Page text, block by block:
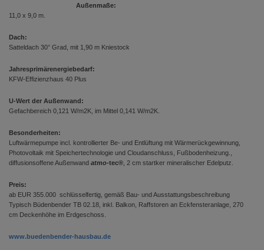
Außenmaße:
11,0 x 9,0 m.
Dach:
Satteldach 30° Grad, mit 1,90 m Kniestock
Jahresprimärenergiebedarf:
KFW-Effizienzhaus 40 Plus
U-Wert der Außenwand:
Gefachbereich 0,121 W/m2K, im Mittel 0,141 W/m2K.
Besonderheiten:
Luftwärmepumpe incl. kontrollierter Be- und Entlüftung mit Wärmerückgewinnung,
Photovoltaik mit Speichertechnologie und Cloudanschluss, Fußbodenheizung.,
diffusionsoffene Außenwand atmo-tec® , 2 cm startker mineralischer Edelputz.
Preis:
ab EUR 355.000 schlüsselfertig, gemäß Bau- und Ausstattungsbeschreibung
Typisch Büdenbender TB 02.18, inkl. Balkon, Raffstoren an Eckfensteranlage, 270
cm Deckenhöhe im Erdgeschoss.
www.buedenbender-hausbau.de